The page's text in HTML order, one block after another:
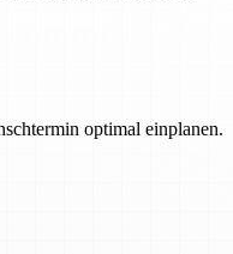
optimal einplanen.